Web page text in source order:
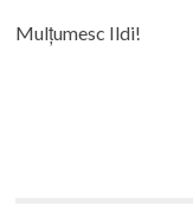
Mulțumesc Ildi!